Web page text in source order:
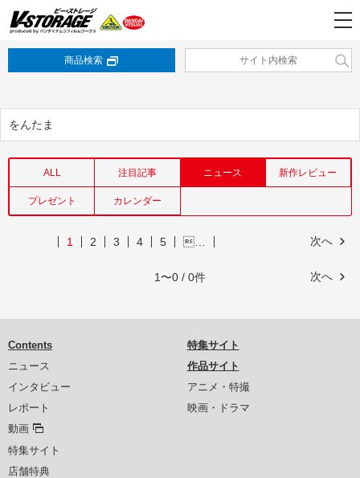
商品検索
をんたま
ALL 注目記事 ニュース 新作レビュー
プレゼント カレンダー
次へ
1 2 3 4 5 …
次へ
1〜0 / 0件
Contents
ニュース
インタビュー
レポート
動画
特集サイト
店舗特典
特集サイト
作品サイト
アニメ・特撮
映画・ドラマ